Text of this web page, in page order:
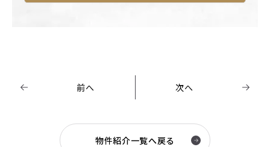
前へ 次へ
物件紹介一覧へ戻る